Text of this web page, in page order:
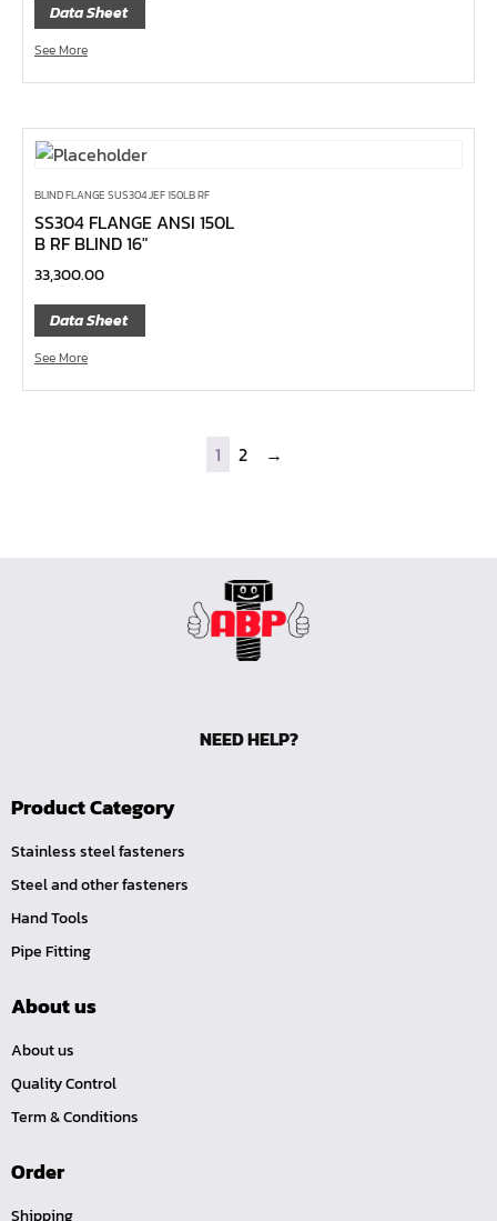
คีมหนีบ-ถ่างแหวน
คีมปากนกแก้ว,​คีมตัดตะปู
คีมปากแหลม
คีมคอม้า
คีมปากจิ้งจก
ลูกบ๊อกซ์ลม ขนาด 2.1/2"
ลูกบ๊อกซ์ลม ขนาด 3/4"
ลูกบ๊อกซ์ลม ขนาด 1/2"
ลูกบ๊อกซ์ ท๊อกซ์ บ๊อกข้ออ่อน 1/4", 3/8", 1/2"
ลูกบ๊อกซ์ ท๊อกซ์ สั้น ยาว, ยาวพิเศษ 1/4", 3/8" ,1/2", 3/4"
ลูกบ๊อกซ์ Nut Grip สั้น ยาว, กึ่งยาว, ลูกบ๊อกซ์ Nut Grip บ๊
ลูกบ๊อกซ์ ถนอมมุมน๊อต
ลูกบ๊อกซ์ ขนาด 1"
ลูกบ๊อกซ์ ขนาด 3/4"
ลูกบ๊อกซ์ ขนาด 1/2"
ลูกบ๊อกซ์ ขนาด 3/8"
ลูกบ๊อกซ์ ขนาด 1/4"
คีม
เครื่องมือสำหรับจักรยานยนต์
เครื่องมือทั่วไป
เครื่องมือลม
Data Sheet
See More
BLIND FLANGE SUS304 JEF 150LB RF
SS304 FLANGE ANSI 150L
B RF BLIND 16″
33,300.00
Data Sheet
See More
1 2 →
NEED HELP?
Product Category
Stainless steel fasteners
Steel and other fasteners
Hand Tools
Pipe Fitting
About us
About us
Quality Control
Term & Conditions
Order
Shipping